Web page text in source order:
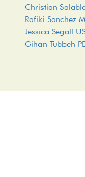
Christian
Rafiki Sanchez
Jessica Segall
Gihan Tubbeh